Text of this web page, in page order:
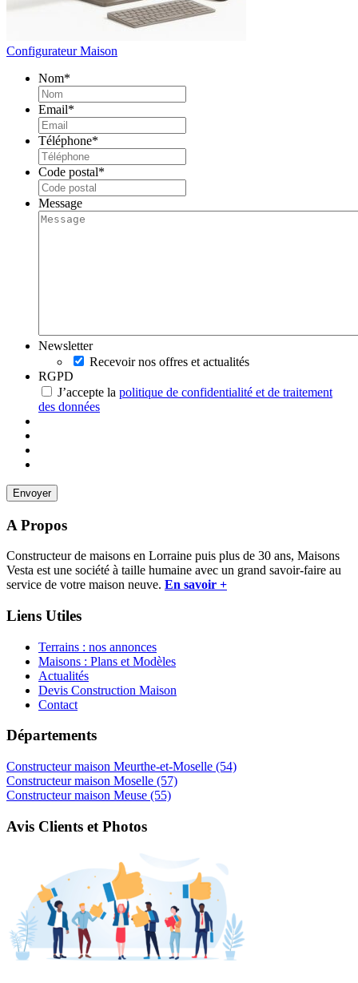
Configurateur Maison
Nom*
Email*
Téléphone*
Code postal*
Message
Newsletter
Recevoir nos offres et actualités
RGPD
J’accepte la politique de confidentialité et de traitement
des données
A Propos
Constructeur de maisons en Lorraine puis plus de 30 ans, Maisons
Vesta est une société à taille humaine avec un grand savoir-faire au
service de votre maison neuve. En savoir +
Liens Utiles
Terrains : nos annonces
Maisons : Plans et Modèles
Actualités
Devis Construction Maison
Contact
Départements
Constructeur maison Meurthe-et-Moselle (54)
Constructeur maison Moselle (57)
Constructeur maison Meuse (55)
Avis Clients et Photos